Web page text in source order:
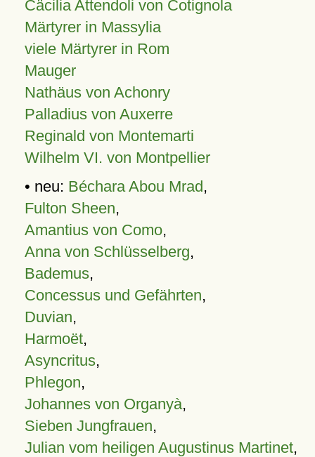
Cäcilia Attendoli von Cotignola
Märtyrer in Massylia
viele Märtyrer in Rom
Mauger
Nathäus von Achonry
Palladius von Auxerre
Reginald von Montemarti
Wilhelm VI. von Montpellier
• neu: Béchara Abou Mrad,
Fulton Sheen,
Amantius von Como,
Anna von Schlüsselberg,
Bademus,
Concessus und Gefährten,
Duvian,
Harmoët,
Asyncritus,
Phlegon,
Johannes von Organyà,
Sieben Jungfrauen,
Julian vom heiligen Augustinus Martinet,